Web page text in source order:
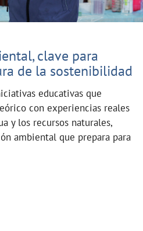
clave para
de la sostenibilidad
educativas que
con experiencias reales
y los recursos naturales,
ambiental que prepara para